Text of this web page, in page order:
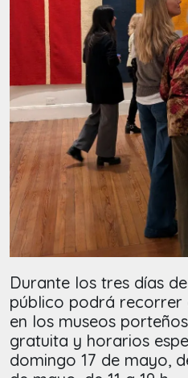
Durante los tres días
público podrá recorrer
en los museos
gratuita y horarios
domingo 17 de mayo,